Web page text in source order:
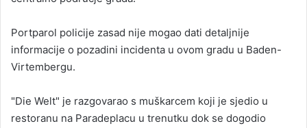
Portparol policije zasad nije mogao dati detaljnije
informacije o pozadini incidenta u ovom gradu u Baden-
Virtembergu.
"Die Welt" je razgovarao s muškarcem koji je sjedio u
restoranu na Paradeplacu u trenutku dok se dogodio